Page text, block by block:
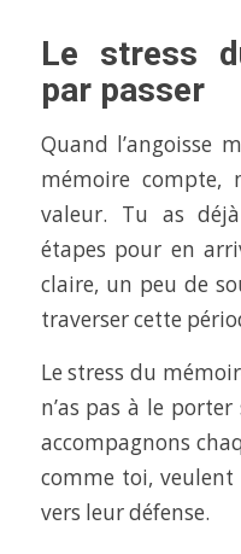
Le stress
par passer
Quand l’angoisse
mémoire
valeur. Tu as
étapes pour en
claire, un peu de
traverser cette
Le stress du
n’as pas à le porter
accompagnons
comme toi, veulent
vers leur défense.